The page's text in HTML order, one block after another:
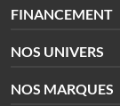
FINANCEMENT
NOS UNIVERS
NOS MARQUES